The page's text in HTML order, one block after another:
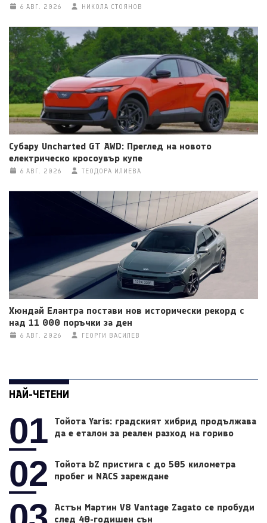
6 АВГ. 2026 НИКОЛА СТОЯНОВ
Субару Uncharted GT AWD: Преглед на новото
електрическо кросоувър купе
6 АВГ. 2026 ТЕОДОРА ИЛИЕВА
Хюндай Елантра постави нов исторически рекорд с
над 11 000 поръчки за ден
6 АВГ. 2026 ГЕОРГИ ВАСИЛЕВ
НАЙ-ЧЕТЕНИ
01
Тойота Yaris: градският хибрид продължава
да е еталон за реален разход на гориво
02
Тойота bZ пристига с до 505 километра
пробег и NACS зареждане
Астън Мартин V8 Vantage Zagato се пробуди
след 40-годишен сън